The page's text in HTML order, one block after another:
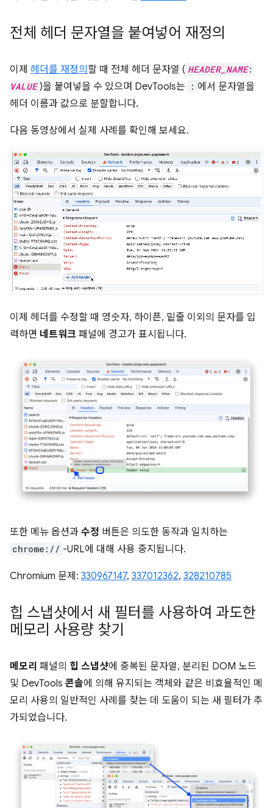
전체 헤더 문자열을 붙여넣어 재정의
이제 헤더를 재정의 할 때 전체 헤더 문자열 ( HEADER_NAME:
VALUE )을 붙여넣을 수 있으며 DevTools는 : 에서 문자열을
헤더 이름과 값으로 분할합니다.
다음 동영상에서 실제 사례를 확인해 보세요.
이제 헤더를 수정할 때 영숫자, 하이픈, 밑줄 이외의 문자를 입
력하면 네트워크 패널에 경고가 표시됩니다.
또한 메뉴 옵션과 수정 버튼은 의도한 동작과 일치하는
chrome:// -URL에 대해 사용 중지됩니다.
Chromium 문제: 330967147, 337012362, 328210785
힙 스냅샷에서 새 필터를 사용하여 과도한
메모리 사용량 찾기
메모리 패널의 힙 스냅샷에 중복된 문자열, 분리된 DOM 노드
및 DevTools 콘솔에 의해 유지되는 객체와 같은 비효율적인 메
모리 사용의 일반적인 사례를 찾는 데 도움이 되는 새 필터가 추
가되었습니다.